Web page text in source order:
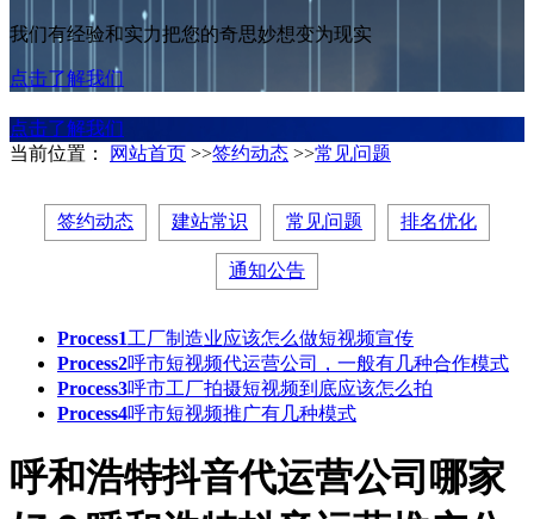
我们有经验和实力把您的奇思妙想变为现实
点击了解我们
点击了解我们
当前位置：
网站首页 >>签约动态 >>常见问题
签约动态 建站常识 常见问题 排名优化
通知公告
Process1工厂制造业应该怎么做短视频宣传
Process2呼市短视频代运营公司，一般有几种合作模式
Process3呼市工厂拍摄短视频到底应该怎么拍
Process4呼市短视频推广有几种模式
呼和浩特抖音代运营公司哪家